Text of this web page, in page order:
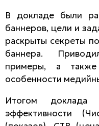
В докладе были
баннеров, цели и
раскрыты секреты
баннера.
примеры, а также
особенности
Итогом доклада
эффективности